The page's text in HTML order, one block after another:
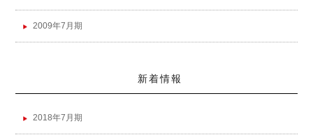
2009年7月期
新着情報
2018年7月期